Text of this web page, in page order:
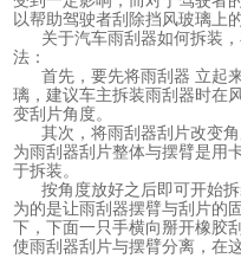
以帮助驾驶者刮除挡风玻璃上
关于汽车雨刮器如何拆装，
法：
首先，要先将雨刮器 立起来
璃，建议车主拆装雨刮器时在
变刮片角度。
其次，将雨刮器刮片改变角
为雨刮器刮片整体与摆臂是用
于拆装。
按角度放好之后即可开始拆
为的是让雨刮器摆臂与刮片的
下，下面一只手横向掰开橡胶
使雨刮器刮片与摆臂分离，在